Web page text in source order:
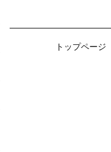
トップページ